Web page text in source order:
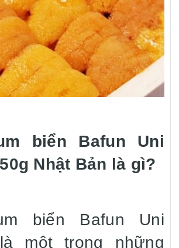
biển Bafun Uni
Nhật Bản là gì?
biển Bafun Uni
một trong những